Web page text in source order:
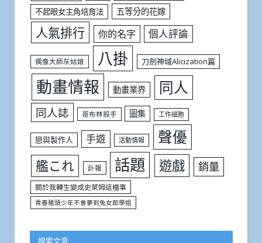
不起眼女主角培育法 五等分的花嫁
人氣排行 你的名字 個人評論
偶像大師灰姑娘 八掛 刀劍神域Alicization篇
動畫情報 動畫業界 同人
同人誌 哥布林殺手 圖集 工作細胞
戀與製作人 手遊 活動情報 聲優
艦これ 訃報 話題 遊戲 銷量
關於我轉生變成史萊姆這檔事
青春豬頭少年不會夢到兔女郎學姐
搜索文章